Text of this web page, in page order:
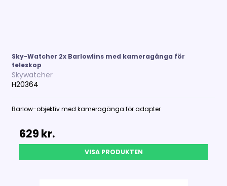
Sky-Watcher 2x Barlowlins med kameragänga för
teleskop
Skywatcher
H20364
Barlow-objektiv med kameragänga för adapter
629 kr.
VISA PRODUKTEN